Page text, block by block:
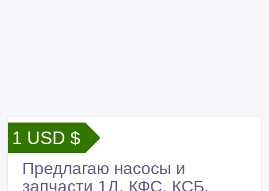
1 USD $
Предлагаю насосы и
запчасти 1Д, КФС, КСБ,